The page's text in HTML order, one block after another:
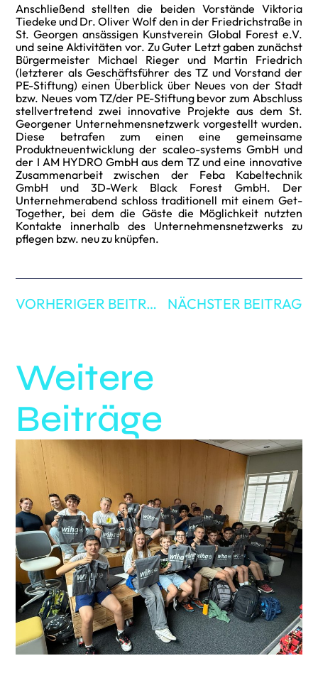
Anschließend stellten die beiden Vorstände Viktoria
Tiedeke und Dr. Oliver Wolf den in der Friedrichstraße in
St. Georgen ansässigen Kunstverein Global Forest e.V.
und seine Aktivitäten vor. Zu Guter Letzt gaben zunächst
Bürgermeister Michael Rieger und Martin Friedrich
(letzterer als Geschäftsführer des TZ und Vorstand der
PE-Stiftung) einen Überblick über Neues von der Stadt
bzw. Neues vom TZ/der PE-Stiftung bevor zum Abschluss
stellvertretend zwei innovative Projekte aus dem St.
Georgener Unternehmensnetzwerk vorgestellt wurden.
Diese betrafen zum einen eine gemeinsame
Produktneuentwicklung der scaleo-systems GmbH und
der I AM HYDRO GmbH aus dem TZ und eine innovative
Zusammenarbeit zwischen der Feba Kabeltechnik
GmbH und 3D-Werk Black Forest GmbH. Der
Unternehmerabend schloss traditionell mit einem Get-
Together, bei dem die Gäste die Möglichkeit nutzten
Kontakte innerhalb des Unternehmensnetzwerks zu
pflegen bzw. neu zu knüpfen.
VORHERIGER BEITRAG NÄCHSTER BEITRAG
Weitere
Beiträge